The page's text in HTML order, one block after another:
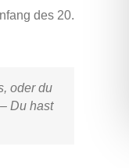
des 20.
oder du
Du hast